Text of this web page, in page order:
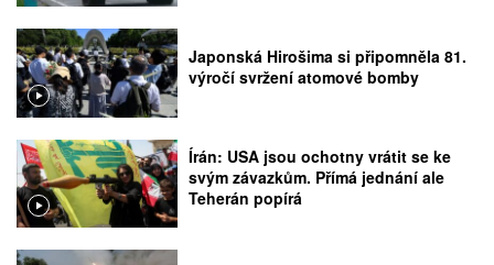
Japonská Hirošima si připomněla 81.
výročí svržení atomové bomby
Írán: USA jsou ochotny vrátit se ke
svým závazkům. Přímá jednání ale
Teherán popírá